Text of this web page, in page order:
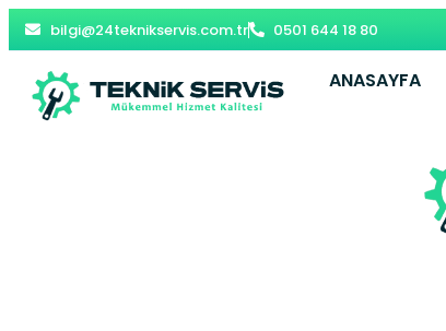
bilgi@24teknikservis.com.tr 0501 644 18 80
ANASAYFA